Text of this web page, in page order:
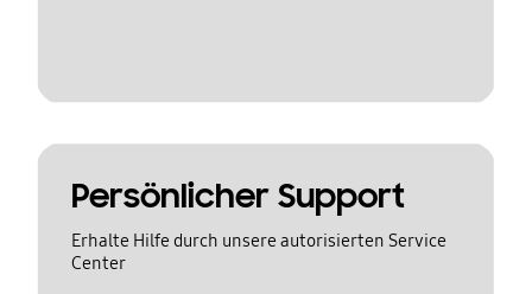
Persönlicher Support
Erhalte Hilfe durch unsere autorisierten Service
Center